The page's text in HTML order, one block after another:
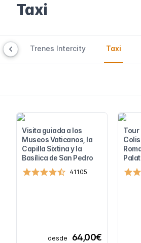
Taxi
Trenes Intercity Taxi
Visita guiada a los
Museos Vaticanos, la
Capilla Sixtina y la
Basílica de San Pedro
41105
desde 64,00€
Tour